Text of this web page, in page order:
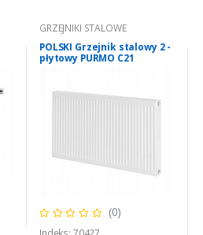
GRZEJNIKI STALOWE
POLSKI Grzejnik stalowy 2 -
płytowy PURMO C21
(0)